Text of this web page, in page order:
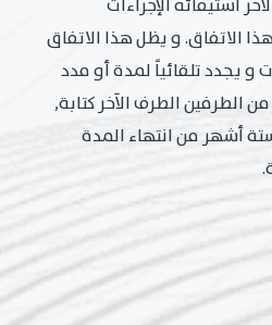
استيفائه الإجراءات
هذا الاتفاق. و يظل هذا الاتفاق
يجدد تلقائياً لمدة أو مدد
الطرفين الطرف الآخر كتابة,
أشهر من انتهاء المدة